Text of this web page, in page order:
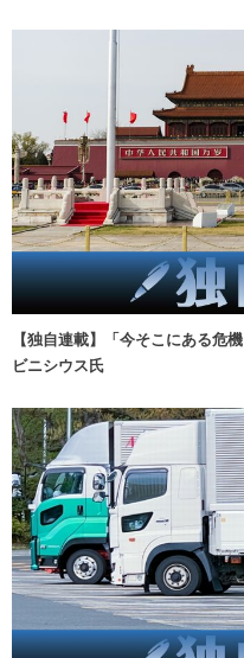
【独自連載】「今そこにある危
ビニシウス氏